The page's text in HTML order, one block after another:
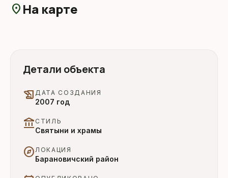
location_on На карте
Детали объекта
history_edu ДАТА СОЗДАНИЯ
2007 год
account_balance СТИЛЬ
Святыни и храмы
exploreЛОКАЦИЯ
Барановичский район